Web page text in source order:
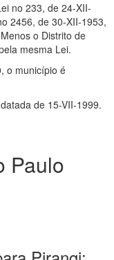
no 233, de 24-XII-
2456, de 30-XII-1953,
o Distrito de
mesma Lei.
o município é
de 15-VII-1999.
Paulo